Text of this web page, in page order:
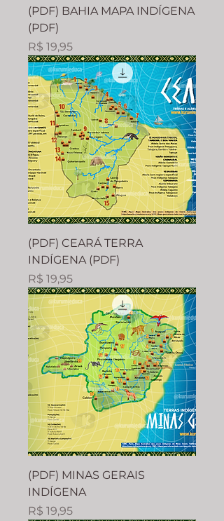
(PDF) BAHIA MAPA INDÍGENA
(PDF)
Preço
R$ 19,95
(PDF) CEARÁ TERRA
INDÍGENA (PDF)
Preço
R$ 19,95
(PDF) MINAS GERAIS
INDÍGENA
Preço
R$ 19,95